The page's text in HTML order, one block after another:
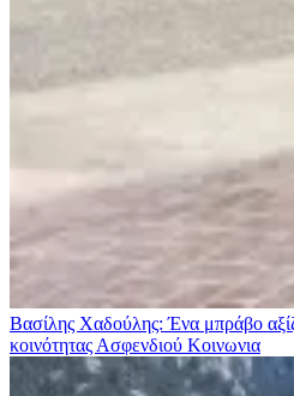
Βασίλης Χαδούλης: Ένα μπράβο
κοινότητας Ασφενδιού Κοινωνια